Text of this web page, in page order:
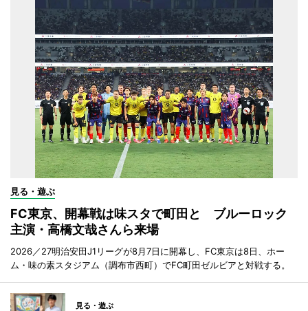
見る・遊ぶ
FC東京、開幕戦は味スタで町田と ブルーロック
主演・高橋文哉さんら来場
2026／27明治安田J1リーグが8月7日に開幕し、FC東京は8日、ホー
ム・味の素スタジアム（調布市西町）でFC町田ゼルビアと対戦する。
見る・遊ぶ